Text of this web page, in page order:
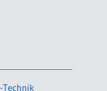
Technik